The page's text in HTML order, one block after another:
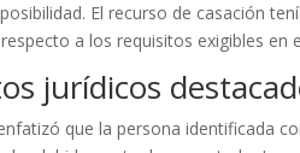
El recurso de casación
a los requisitos exigibles en
jurídicos
que la persona identificada